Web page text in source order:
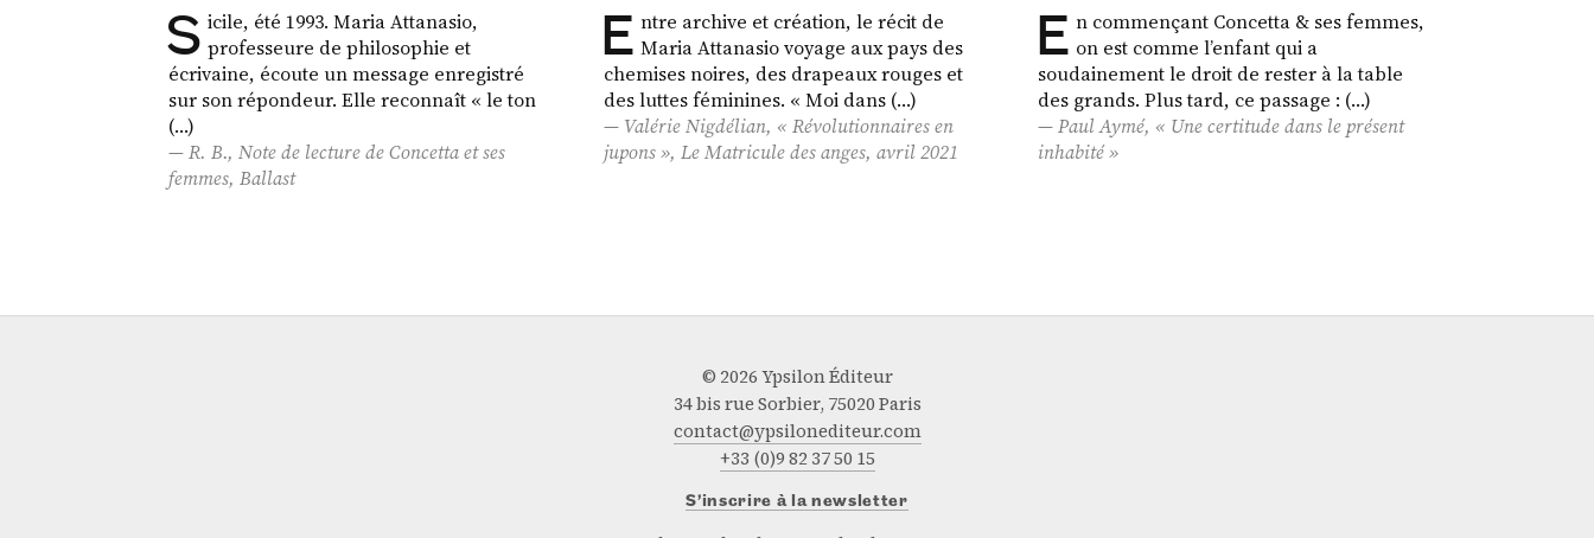
S icile, été 1993. Maria Attanasio,
professeure de philosophie et
écrivaine, écoute un message enregistré
sur son répondeur. Elle reconnaît « le ton
(…)
R. B., Note de lecture deConcetta et ses
femmes,Ballast
E ntre archive et création, le récit de
Maria Attanasio voyage aux pays des
chemises noires, des drapeaux rouges et
des luttes féminines. « Moi dans (…)
Valérie Nigdélian, « Révolutionnaires en
jupons », Le Matricule des anges, avril 2021
E n commençant Concetta & ses femmes,
on est comme l’enfant qui a
soudainement le droit de rester à la table
des grands. Plus tard, ce passage : (…)
Paul Aymé, « Une certitude dans le présent
inhabité »
© 2026 Ypsilon Éditeur
34 bis rue Sorbier, 75020 Paris
contact@ypsilonediteur.com
+33 (0)9 82 37 50 15
S’inscrire à la newsletter